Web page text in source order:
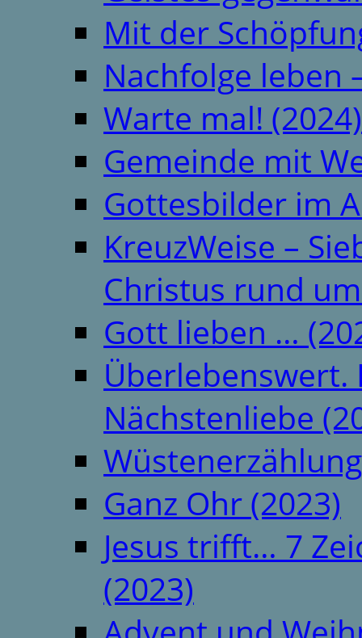
Mit der
Nachfolge leben
Warte mal! (2024)
Gemeinde mit
Gottesbilder im
KreuzWeise –
Christus rund
Gott lieben …
Überlebenswert.
Nächstenliebe
Ganz Ohr (2023)
Jesus trifft… 7
(2023)